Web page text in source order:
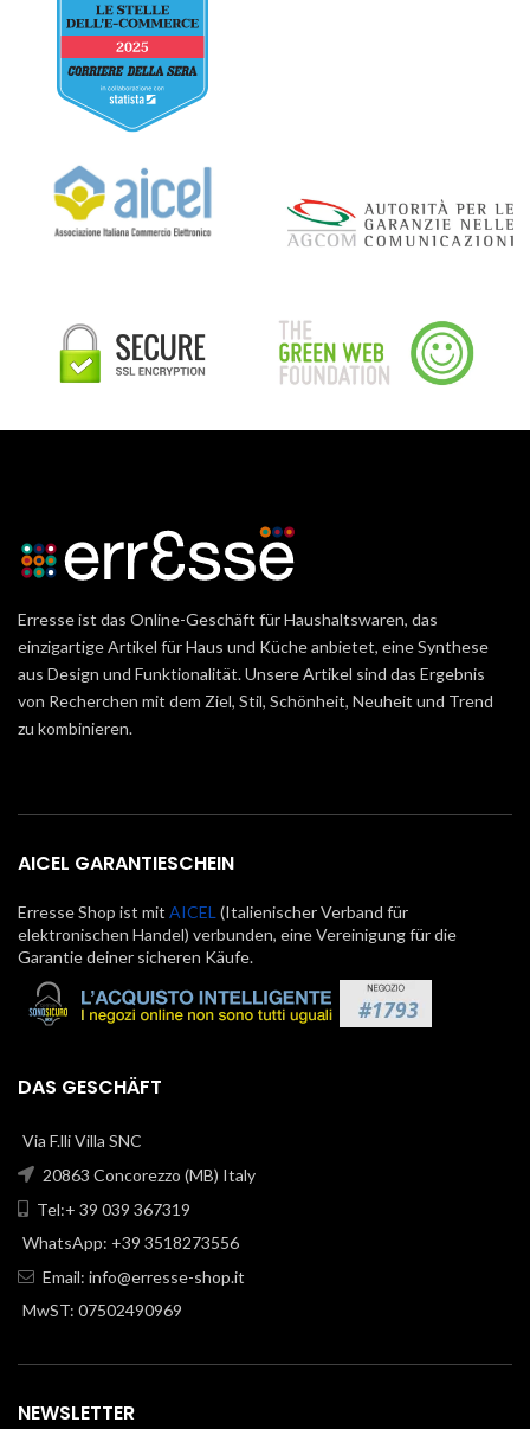
Erresse ist das Online-Geschäft für Haushaltswaren, das
einzigartige Artikel für Haus und Küche anbietet, eine Synthese
aus Design und Funktionalität. Unsere Artikel sind das Ergebnis
von Recherchen mit dem Ziel, Stil, Schönheit, Neuheit und Trend
zu kombinieren.
AICEL GARANTIESCHEIN
Erresse Shop ist mit AICEL (Italienischer Verband für
elektronischen Handel) verbunden, eine Vereinigung für die
Garantie deiner sicheren Käufe.
DAS GESCHÄFT
Via F.lli Villa SNC
20863 Concorezzo (MB) Italy
Tel:+ 39 039 367319
WhatsApp: +39 3518273556
Email: info@erresse-shop.it
MwST: 07502490969
NEWSLETTER